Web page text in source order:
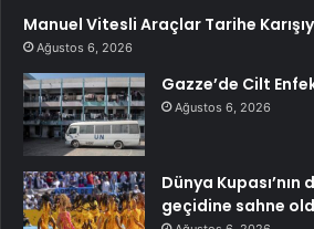
Manuel Vitesli Araçlar Tarihe
Ağustos 6, 2026
Gazze’de Cilt
Ağustos 6, 2026
Dünya Kupası’nın
geçidine sahne